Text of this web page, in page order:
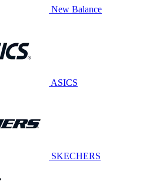
New Balance
ASICS
SKECHERS